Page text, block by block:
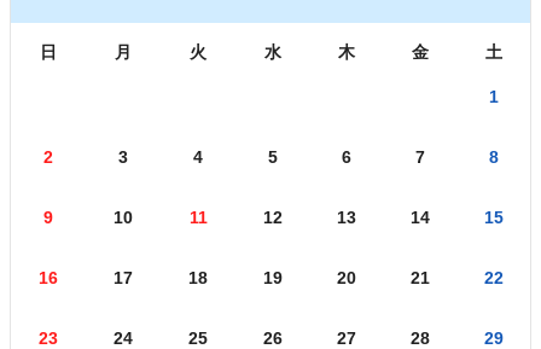
日 月 火 水 木 金 土
1
2 3 4 5 6 7 8
9 10 11 12 13 14 15
16 17 18 19 20 21 22
23 24 25 26 27 28 29